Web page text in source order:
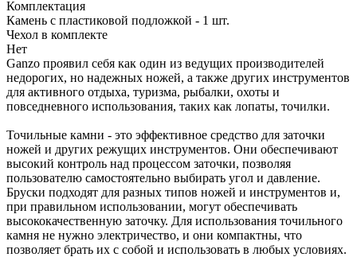
Комплектация
Камень с пластиковой подложкой - 1 шт.
Чехол в комплекте
Нет
Ganzo проявил себя как один из ведущих производителей
недорогих, но надежных ножей, а также других инструментов
для активного отдыха, туризма, рыбалки, охоты и
повседневного использования, таких как лопаты, точилки.
Точильные камни - это эффективное средство для заточки
ножей и других режущих инструментов. Они обеспечивают
высокий контроль над процессом заточки, позволяя
пользователю самостоятельно выбирать угол и давление.
Бруски подходят для разных типов ножей и инструментов и,
при правильном использовании, могут обеспечивать
высококачественную заточку. Для использования точильного
камня не нужно электричество, и они компактны, что
позволяет брать их с собой и использовать в любых условиях.